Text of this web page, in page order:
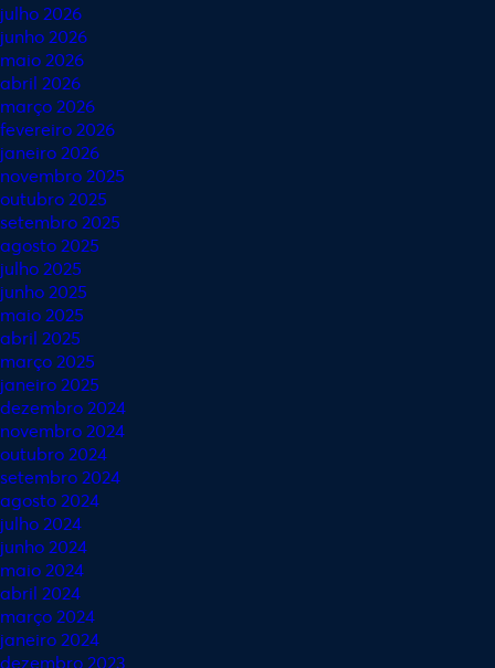
julho 2026
junho 2026
maio 2026
abril 2026
março 2026
fevereiro 2026
janeiro 2026
novembro 2025
outubro 2025
setembro 2025
agosto 2025
julho 2025
junho 2025
maio 2025
abril 2025
março 2025
janeiro 2025
dezembro 2024
novembro 2024
outubro 2024
setembro 2024
agosto 2024
julho 2024
junho 2024
maio 2024
abril 2024
março 2024
janeiro 2024
dezembro 2023